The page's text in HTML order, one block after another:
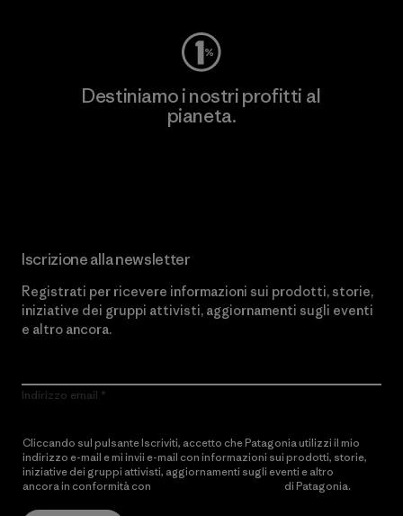
Destiniamo i nostri profitti al
pianeta.
Iscrizione alla newsletter
Registrati per ricevere informazioni sui prodotti, storie,
iniziative dei gruppi attivisti, aggiornamenti sugli eventi
e altro ancora.
Indirizzo email
Cliccando sul pulsante Iscriviti, accetto che Patagonia utilizzi il mio
indirizzo e-mail e mi invii e-mail con informazioni sui prodotti, storie,
iniziative dei gruppi attivisti, aggiornamenti sugli eventi e altro
ancora in conformità con
di Patagonia.